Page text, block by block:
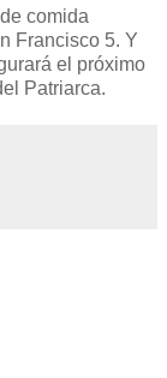
comida
Francisco 5. Y
el próximo
Patriarca.